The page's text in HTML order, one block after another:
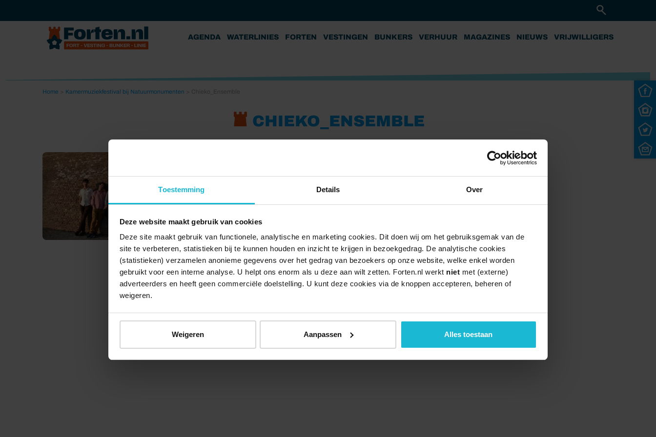
Toestemming Details Over
Deze website maakt gebruik van cookies
Deze site maakt gebruik van functionele, analytische en marketing cookies. Dit doen wij om het gebruiksgemak van de
site te verbeteren, statistieken bij te kunnen houden en inzicht te krijgen in bezoekgedrag. De analytische cookies
(statistieken) verzamelen anonieme gegevens over het gedrag van bezoekers op onze website, welke enkel worden
gebruikt voor een interne analyse. U helpt ons enorm als u deze aan wilt zetten. Forten.nl werkt niet met (externe)
adverteerders en heeft geen commerciële doelstelling. U kunt deze cookies via de knoppen accepteren, beheren of
weigeren.
Weigeren Aanpassen Alles toestaan
AGENDA WATERLINIES FORTEN VESTINGEN BUNKERS VERHUUR MAGAZINES NIEUWS VRIJWILLIGERS
Home Kamermuziekfestival bij Natuurmonumenten
CHIEKO_ENSEMBLE